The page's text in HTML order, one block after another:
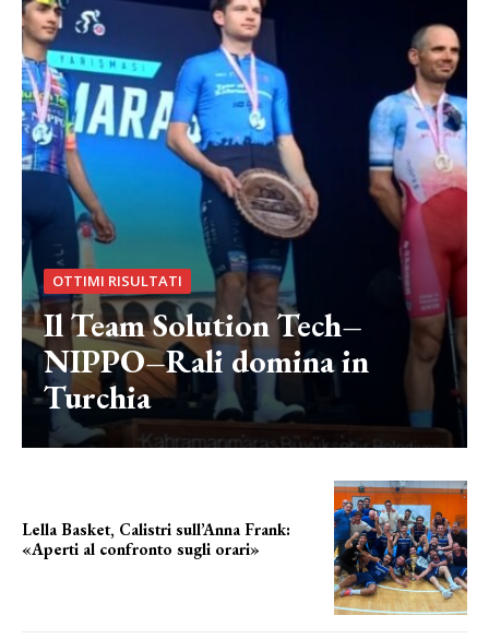
OTTIMI RISULTATI
Il Team Solution Tech–
NIPPO–Rali domina in
Turchia
Lella Basket, Calistri sull’Anna Frank:
«Aperti al confronto sugli orari»